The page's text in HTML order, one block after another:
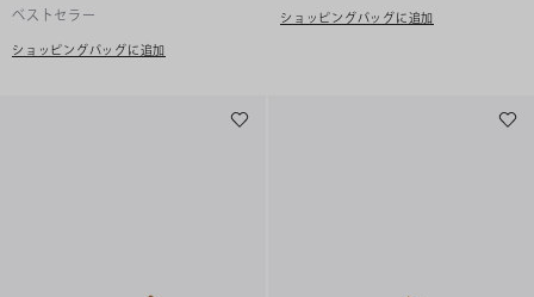
ベストセラー
ショッピングバッグに追加
ショッピングバッグに追加